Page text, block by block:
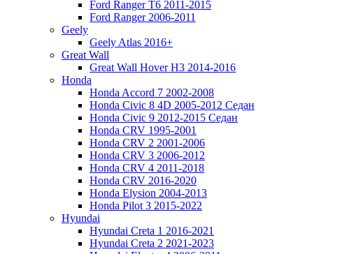
Ford Ranger T6 2011-2015
Ford Ranger 2006-2011
Geely
Geely Atlas 2016+
Great Wall
Great Wall Hover H3 2014-2016
Honda
Honda Accord 7 2002-2008
Honda Civic 8 4D 2005-2012 Седан
Honda Civic 9 2012-2015 Седан
Honda CRV 1995-2001
Honda CRV 2 2001-2006
Honda CRV 3 2006-2012
Honda CRV 4 2011-2018
Honda CRV 2016-2020
Honda Elysion 2004-2013
Honda Pilot 3 2015-2022
Hyundai
Hyundai Creta 1 2016-2021
Hyundai Creta 2 2021-2023